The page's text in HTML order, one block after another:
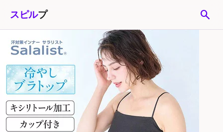
スピルプ search